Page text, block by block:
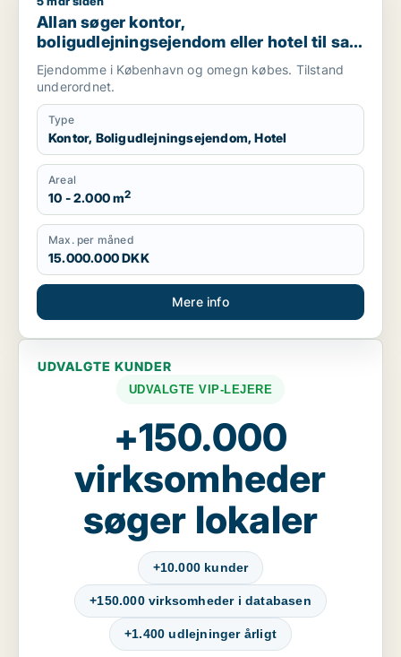
Allan søger kontor,
boligudlejningsejendom eller hotel til salg
i København K, Vesterbro eller
Frederiksberg m.fl.
Ejendomme i København og omegn købes. Tilstand
underordnet.
Type
Kontor, Boligudlejningsejendom, Hotel
Areal
10 - 2.000 m2
Max. per måned
15.000.000 DKK
Mere info
UDVALGTE KUNDER
UDVALGTE VIP-LEJERE
+150.000
virksomheder
søger lokaler
+10.000 kunder
+150.000 virksomheder i databasen
+1.400 udlejninger årligt